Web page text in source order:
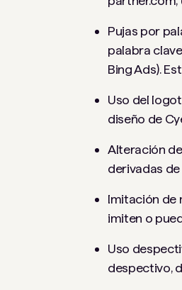
Pujas por
palabra
Bing Ads).
Uso del
diseño de
Alteración
derivadas
Imitación de
imiten o
Uso
despectivo,